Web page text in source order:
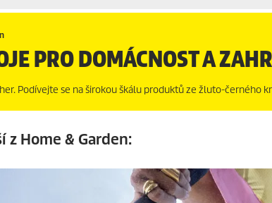
PRO DOMÁCNOST A
Podívejte se na širokou škálu produktů ze žluto-černého
z Home & Garden: